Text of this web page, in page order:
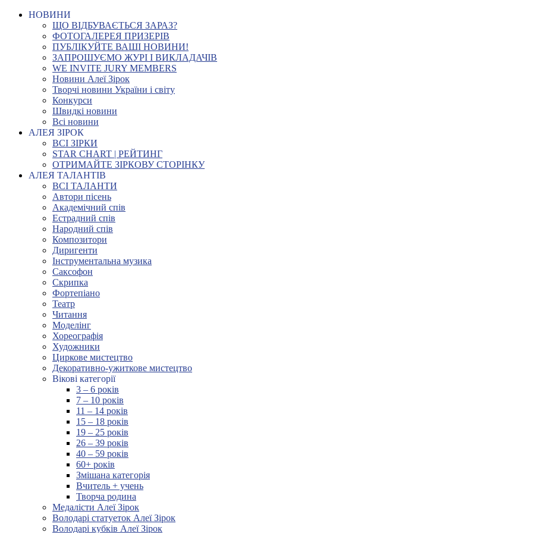
НОВИНИ
ЩО ВІДБУВАЄТЬСЯ ЗАРАЗ?
ФОТОГАЛЕРЕЯ ПРИЗЕРІВ
ПУБЛІКУЙТЕ ВАШІ НОВИНИ!
ЗАПРОШУЄМО ЖУРІ І ВИКЛАДАЧІВ
WE INVITE JURY MEMBERS
Новини Алеї Зірок
Творчі новини України і світу
Конкурси
Швидкі новини
Всі новини
АЛЕЯ ЗІРОК
ВСІ ЗІРКИ
STAR CHART | РЕЙТИНГ
ОТРИМАЙТЕ ЗІРКОВУ СТОРІНКУ
АЛЕЯ ТАЛАНТІВ
ВСІ ТАЛАНТИ
Автори пісень
Академічний спів
Естрадний спів
Народний спів
Композитори
Диригенти
Інструментальна музика
Саксофон
Скрипка
Фортепіано
Театр
Читання
Моделінг
Хореографія
Художники
Циркове мистецтво
Декоративно-ужиткове мистецтво
Вікові категорії
3 – 6 років
7 – 10 років
11 – 14 років
15 – 18 років
19 – 25 років
26 – 39 років
40 – 59 років
60+ років
Змішана категорія
Вчитель + учень
Творча родина
Медалісти Алеї Зірок
Володарі статуеток Алеї Зірок
Володарі кубків Алеї Зірок